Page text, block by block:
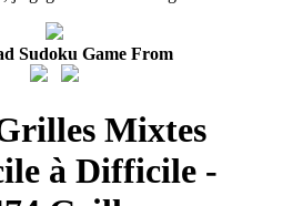
Sudoku Game From
Mixtes
à Difficile -